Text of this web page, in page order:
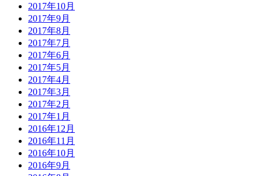
2017年10月
2017年9月
2017年8月
2017年7月
2017年6月
2017年5月
2017年4月
2017年3月
2017年2月
2017年1月
2016年12月
2016年11月
2016年10月
2016年9月